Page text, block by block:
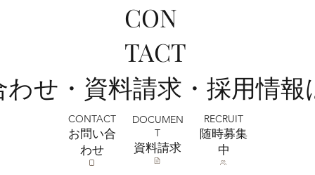
上尾店 フォトウエディング相談会開催
CON
TACT
せ・資料請求・採用情
CONTACT
お問い合
わせ
DOCUMEN
T
​資料請求
RECRUIT
​随時募集
中